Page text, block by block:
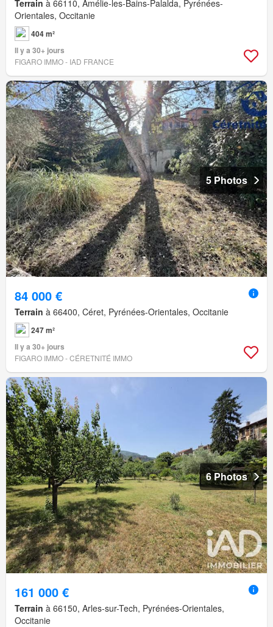
Terrain à 66110, Amélie-les-Bains-Palalda, Pyrénées-
Orientales, Occitanie
404 m²
Il y a 30+ jours
FIGARO IMMO - IAD FRANCE
5 Photos
84 000 €
Terrain à 66400, Céret, Pyrénées-Orientales, Occitanie
247 m²
Il y a 30+ jours
FIGARO IMMO - CÉRETNITÉ IMMO
6 Photos
161 000 €
Terrain à 66150, Arles-sur-Tech, Pyrénées-Orientales,
Occitanie